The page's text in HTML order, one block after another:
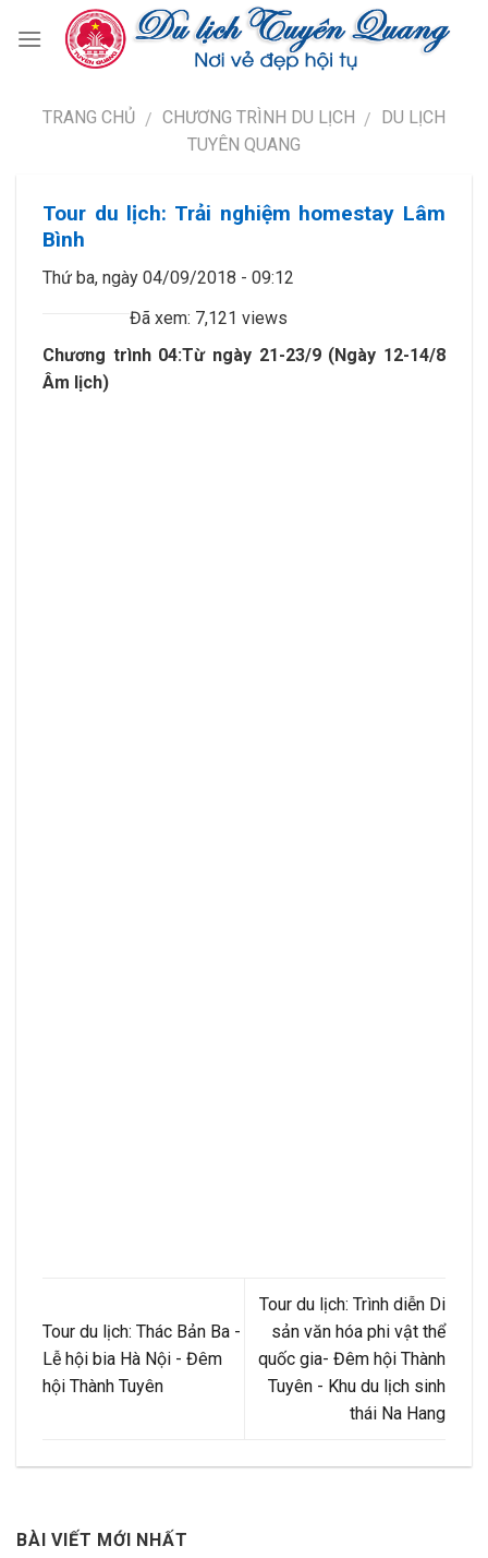
TRANG CHỦ / CHƯƠNG TRÌNH DU LỊCH / DU LỊCH
TUYÊN QUANG
Tour du lịch: Trải nghiệm homestay Lâm
Bình
Thứ ba, ngày 04/09/2018 - 09:12
Đã xem: 7,121 views
Chương trình 04:Từ ngày 21-23/9 (Ngày 12-14/8
Âm lịch)
Tour du lịch: Thác Bản Ba -
Lễ hội bia Hà Nội - Đêm
hội Thành Tuyên
Tour du lịch: Trình diễn Di
sản văn hóa phi vật thể
quốc gia- Đêm hội Thành
Tuyên - Khu du lịch sinh
thái Na Hang
BÀI VIẾT MỚI NHẤT